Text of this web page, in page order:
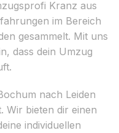
Kranz aus
im Bereich
gesammelt. Mit uns
dass dein Umzug
nach Leiden
Wir bieten dir einen
individuellen